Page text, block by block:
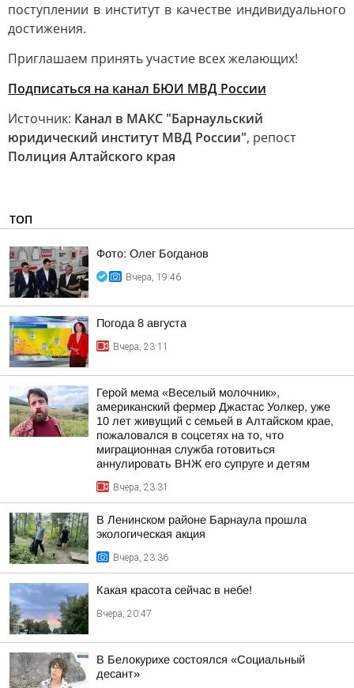
поступлении в институт в качестве индивидуального
достижения.
Приглашаем принять участие всех желающих!
Подписаться на канал БЮИ МВД России
Источник: Канал в МАКС "Барнаульский
юридический институт МВД России", репост
Полиция Алтайского края
ТОП
Фото: Олег Богданов
Вчера, 19:46
Погода 8 августа
Вчера, 23:11
Герой мема «Веселый молочник»,
американский фермер Джастас Уолкер, уже
10 лет живущий с семьей в Алтайском крае,
пожаловался в соцсетях на то, что
миграционная служба готовиться
аннулировать ВНЖ его супруге и детям
Вчера, 23:31
В Ленинском районе Барнаула прошла
экологическая акция
Вчера, 23:36
Какая красота сейчас в небе!
Вчера, 20:47
В Белокурихе состоялся «Социальный
десант»